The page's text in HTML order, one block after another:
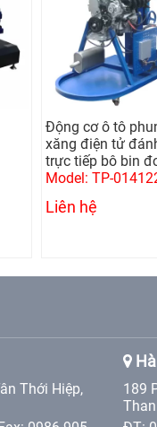
Động cơ ô tô
xăng điện tử
trực tiếp bô bin
Model: TP-
Liên hệ
Thới Hiệp,
189